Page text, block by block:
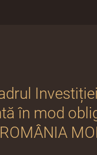
în mod